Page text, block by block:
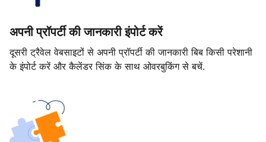
अपनी प्रॉपर्टी की जानकारी इंपोर्ट करें
दूसरी ट्रैवेल वेबसाइटों से अपनी प्रॉपर्टी की जानकारी बिब किसी परेशानी
के इंपोर्ट करें और कैलेंडर सिंक के साथ ओवरबुकिंग से बचें.